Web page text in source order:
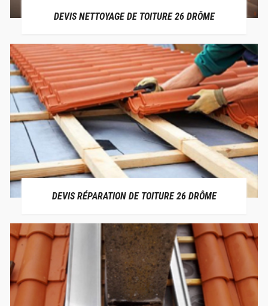
DEVIS NETTOYAGE DE TOITURE 26 DRÔME
DEVIS RÉPARATION DE TOITURE 26 DRÔME